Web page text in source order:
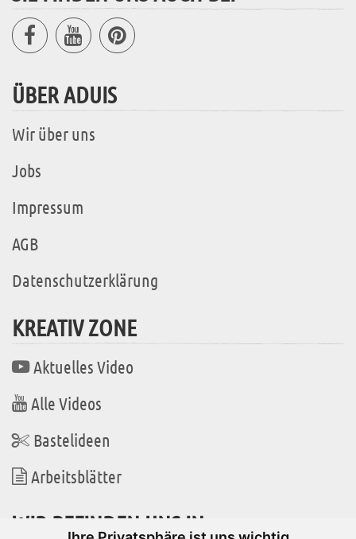
ÜBER ADUIS
Wir über uns
Jobs
Impressum
AGB
Datenschutzerklärung
KREATIV ZONE
Aktuelles Video
Alle Videos
Bastelideen
Arbeitsblätter
WIR BEFINDEN UNS IN